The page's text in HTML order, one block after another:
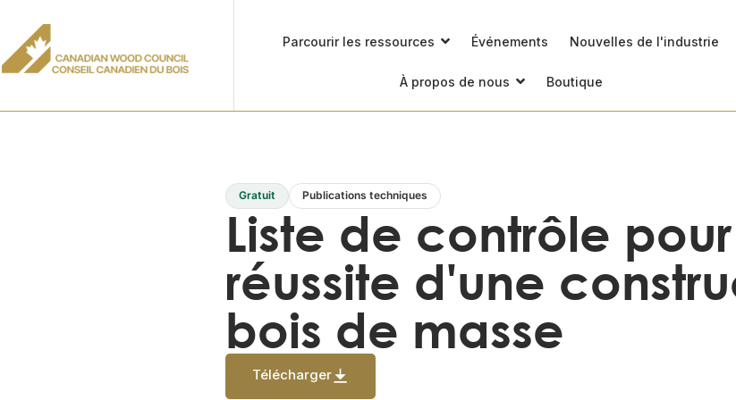
Parcourir les ressources Événements Nouvelles de l'industrie
À propos de nous Boutique
Gratuit Publications techniques
Liste de contrôle
réussite d'une
bois de masse
Télécharger